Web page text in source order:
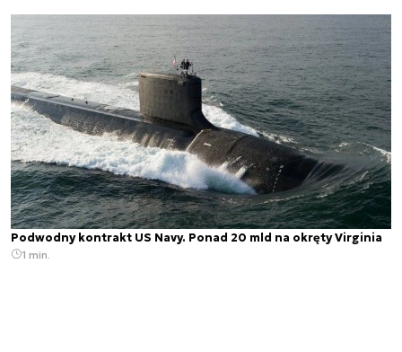
Podwodny kontrakt US Navy. Ponad 20 mld na okręty Virginia
1 min.